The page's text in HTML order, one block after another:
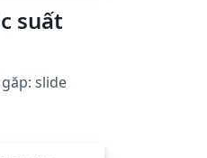
suất
slide